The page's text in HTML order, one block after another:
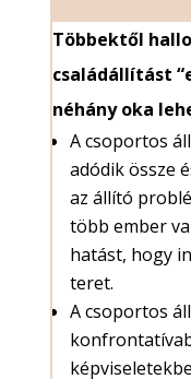
Többektől
családállítást
néhány oka
A csoportos
adódik össze
az állító
több ember
hatást, hogy
teret.
A csoportos